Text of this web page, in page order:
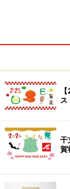
落ち葉の
カラー/落ち葉の
モノクロ/落ち葉
ス
干
賀